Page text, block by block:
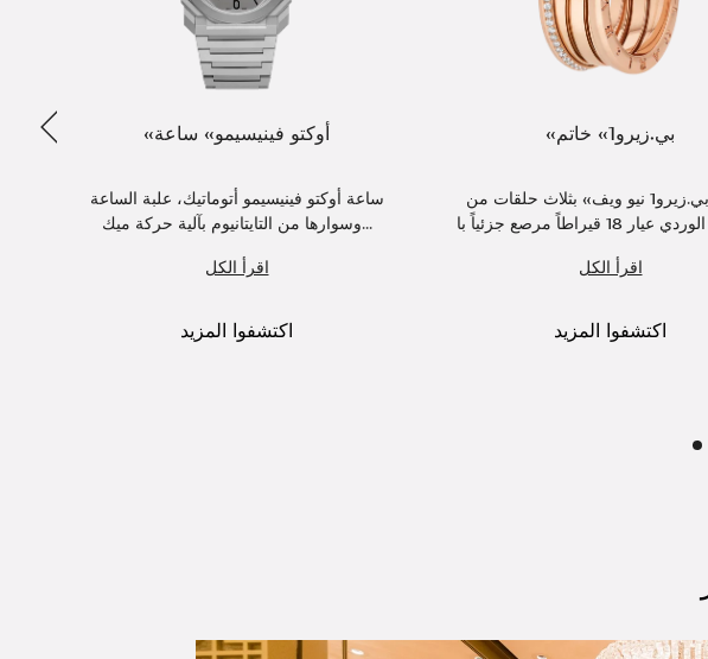
«بي.زيرو1» خاتم
خاتم «بي.زيرو1 نيو ويف» بثلاث حلقات من
اقرأ الكل
اكتشفوا المزيد
«أوكتو فينيسيمو» ساعة
ساعة أوكتو فينيسيمو أتوماتيك، علبة الساعة
وسوارها من التايتانيوم بآلية حركة ميك...
اقرأ الكل
اكتشفوا المزيد